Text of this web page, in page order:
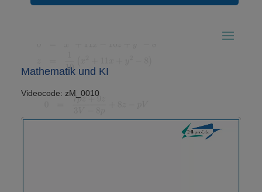
Mathematik und KI
Videocode: zM_0010
Video-